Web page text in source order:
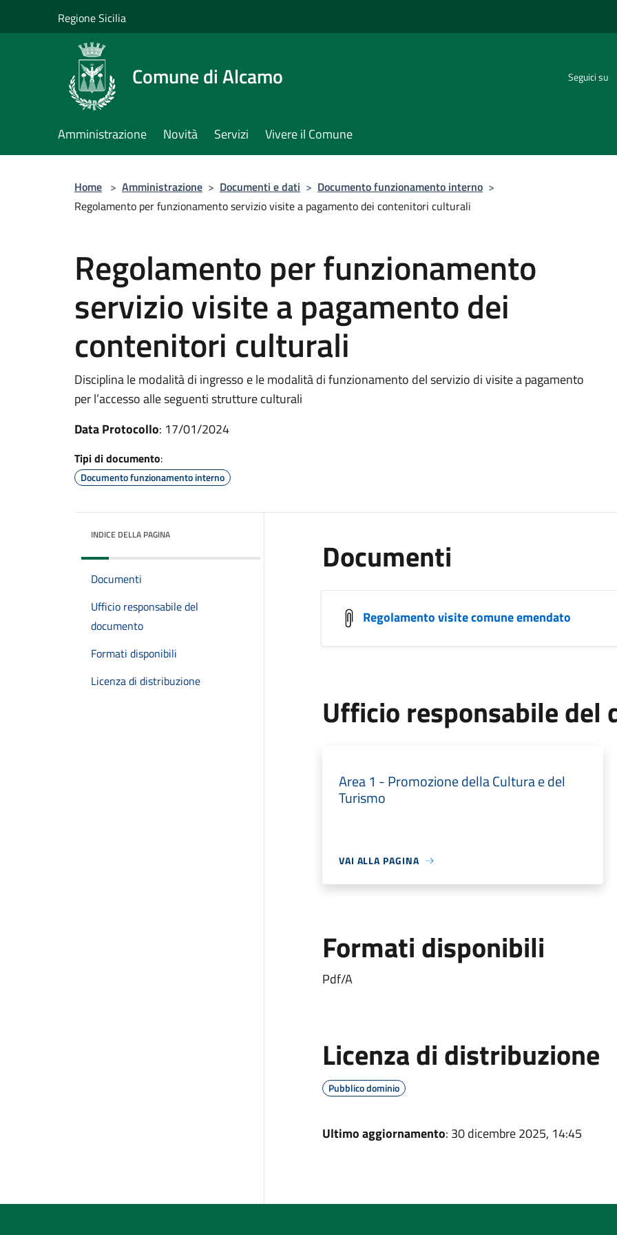
Regione Sicilia
Comune di Alcamo Seguici su
Amministrazione Novità Servizi Vivere il Comune
Home > Amministrazione > Documenti e dati > Documento funzionamento interno >
Regolamento per funzionamento servizio visite a pagamento dei contenitori culturali
Regolamento per funzionamento
servizio visite a pagamento dei
contenitori culturali
Disciplina le modalità di ingresso e le modalità di funzionamento del servizio di visite a pagamento
per l’accesso alle seguenti strutture culturali
Data Protocollo: 17/01/2024
Tipi di documento:
Documento funzionamento interno
INDICE DELLA PAGINA
Documenti
Ufficio responsabile del
documento
Formati disponibili
Licenza di distribuzione
Documenti
Regolamento visite comune emendato
Ufficio responsabile del
Area 1 - Promozione della Cultura e del
Turismo
VAI ALLA PAGINA
Formati disponibili
Pdf/A
Licenza di distribuzione
Pubblico dominio
Ultimo aggiornamento: 30 dicembre 2025, 14:45